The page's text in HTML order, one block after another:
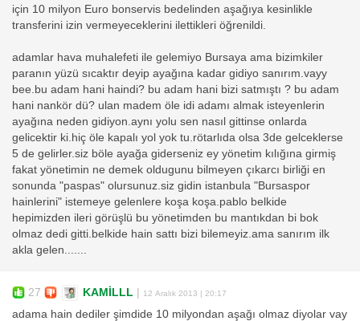
için 10 milyon Euro bonservis bedelinden aşağıya kesinlikle
transferini izin vermeyeceklerini ilettikleri öğrenildi.
adamlar hava muhalefeti ile gelemiyo Bursaya ama bizimkiler
paranın yüzü sıcaktır deyip ayağına kadar gidiyo sanırım.vayy
bee.bu adam hani haindi? bu adam hani bizi satmıştı ? bu adam
hani nankör dü? ulan madem öle idi adamı almak isteyenlerin
ayağına neden gidiyon.aynı yolu sen nasıl gittinse onlarda
gelicektir ki.hiç öle kapalı yol yok tu.rötarlıda olsa 3de gelceklerse
5 de gelirler.siz böle ayağa giderseniz ey yönetim kılığına girmiş
fakat yönetimin ne demek oldugunu bilmeyen çıkarcı birliği en
sonunda "paspas" olursunuz.siz gidin istanbula "Bursaspor
hainlerini" istemeye gelenlere koşa koşa.pablo belkide
hepimizden ileri görüşlü bu yönetimden bu mantıkdan bi bok
olmaz dedi gitti.belkide hain sattı bizi bilemeyiz.ama sanırım ilk
akla gelen.......
27 KAMİLLL | 12 Aralık 2013 | 20:17
adama hain dediler şimdide 10 milyondan aşağı olmaz diyolar vay